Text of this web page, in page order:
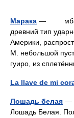
Марака —
древний тип
Америки,
М. небольшой
гуиро, из
La llave de mi
Лошадь белая —
Лошадь Белая.